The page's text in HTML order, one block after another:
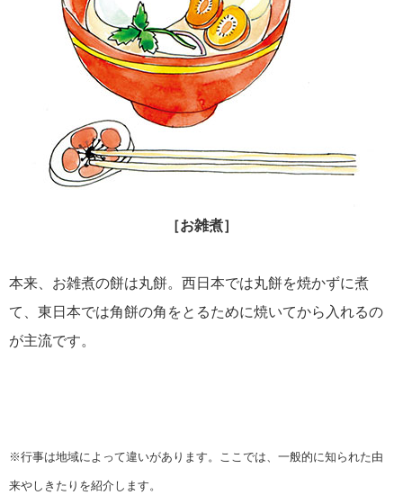
［お雑煮］
本来、お雑煮の餅は丸餅。西日本では丸餅を焼かずに煮
て、東日本では角餅の角をとるために焼いてから入れるの
が主流です。
※行事は地域によって違いがあります。ここでは、一般的に知られた由
来やしきたりを紹介します。